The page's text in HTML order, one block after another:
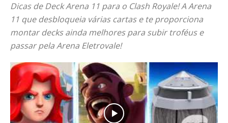
Dicas de Deck Arena 11 para o Clash Royale! A Arena
11 que desbloqueia várias cartas e te proporciona
montar decks ainda melhores para subir troféus e
passar pela Arena Eletrovale!